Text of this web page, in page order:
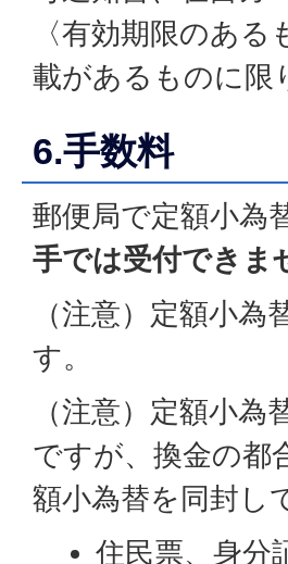
〈有効期限のあ
載があるものに限
6.手数料
郵便局で定額小為
手では受付できま
（注意）定額小
す。
（注意）定額小
ですが、換金の都
額小為替を同封し
住民票、身分